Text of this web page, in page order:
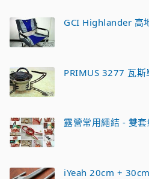
GCI Highlander 高
PRIMUS 3277 瓦
露營常用繩結 - 雙
iYeah 20cm +